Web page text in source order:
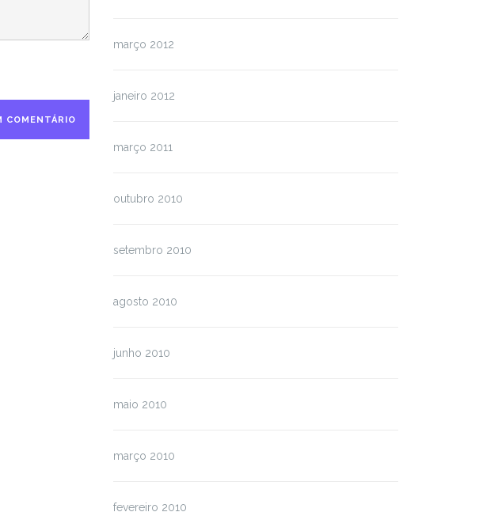
março 2012
janeiro 2012
março 2011
outubro 2010
setembro 2010
agosto 2010
junho 2010
maio 2010
março 2010
fevereiro 2010